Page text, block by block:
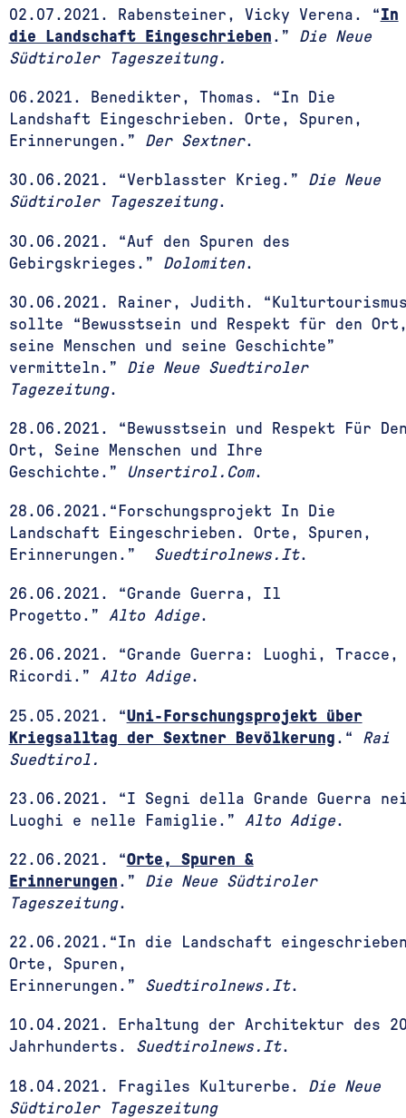
02.07.2021. Rabensteiner, Vicky Verena. “In
die Landschaft Eingeschrieben .”
Die Neue
Südtiroler Tageszeitung.
06.2021. Benedikter, Thomas. “In Die
Landshaft Eingeschrieben. Orte, Spuren,
Erinnerungen.”
Der Sextner.
30.06.2021. “Verblasster Krieg.”
Die Neue
Südtiroler Tageszeitung.
30.06.2021. “Auf den Spuren des
Gebirgskrieges.”
Dolomiten.
30.06.2021. Rainer, Judith.
sollte “Bewusstsein und Respekt für den
seine Menschen und seine Geschichte”
vermitteln.”
Die Neue Suedtiroler
Tagezeitung.
28.06.2021. “Bewusstsein und Respekt Für
Ort, Seine Menschen und Ihre
Geschichte.”
Unsertirol.Com.
28.06.2021.“Forschungsprojekt In Die
Landschaft Eingeschrieben. Orte, Spuren,
Erinnerungen.”
Suedtirolnews.It.
26.06.2021. “Grande Guerra, Il
Progetto.”
Alto Adige.
26.06.2021. “Grande Guerra: Luoghi, Tracce,
Ricordi.”
Alto Adige.
25.05.2021. “Uni-Forschungsprojekt über
Kriegsalltag der Sextner Bevölkerung .“
Rai
Suedtirol.
23.06.2021. “I Segni della Grande Guerra
Luoghi e nelle Famiglie.”
Alto Adige.
22.06.2021. “Orte, Spuren &
Erinnerungen .”
Die Neue Südtiroler
Tageszeitung.
22.06.2021.“In die Landschaft
Orte, Spuren,
Erinnerungen.”
Suedtirolnews.It.
10.04.2021.
Erhaltung der Architektur des
Jahrhunderts.
Suedtirolnews.It.
18.04.2021. Fragiles Kulturerbe.
Die Neue
Südtiroler Tageszeitung